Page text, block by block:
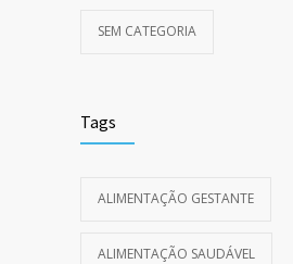
SEM CATEGORIA
Tags
ALIMENTAÇÃO GESTANTE
ALIMENTAÇÃO SAUDÁVEL